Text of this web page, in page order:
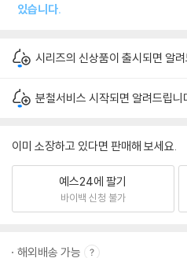
있습니다.
시리즈의 신상품이 출시되면 알
분철서비스 시작되면 알려드립니
이미 소장하고 있다면 판매해 보세요.
예스24에 팔기
바이백 신청 불가
해외배송 가능